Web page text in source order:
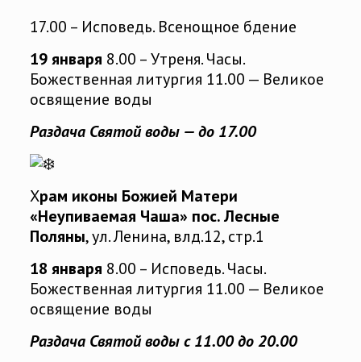
17.00 – Исповедь. Всенощное бдение
19 января 8.00 – Утреня. Часы.
Божественная литургия 11.00 — Великое
освящение воды
Раздача Святой воды — до 17.00
Храм иконы Божией Матери
«Неупиваемая Чаша» пос. Лесные
Поляны, ул. Ленина, влд.12, стр.1
18 января 8.00 – Исповедь. Часы.
Божественная литургия 11.00 — Великое
освящение воды
Раздача Святой воды с 11.00 до 20.00